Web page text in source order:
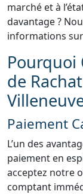
marché et à
davantage ?
informations
Pourquoi
de
Paiement
L’un des
paiement en
acceptez notre
comptant